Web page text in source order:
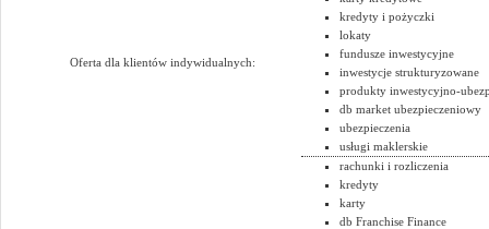
Oferta dla klientów indywidualnych:
kredyty i pożyczki
lokaty
fundusze inwestycyjne
inwestycje strukturyzowane
produkty inwestycyjno-
db market ubezpieczeniowy
ubezpieczenia
usługi maklerskie
rachunki i rozliczenia
kredyty
karty
db Franchise Finance